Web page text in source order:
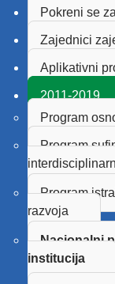
Pokreni se
Zajednici
Aplikativni
2011-2019
Program
Program
Program
razvoja
Nacionalni
institucija